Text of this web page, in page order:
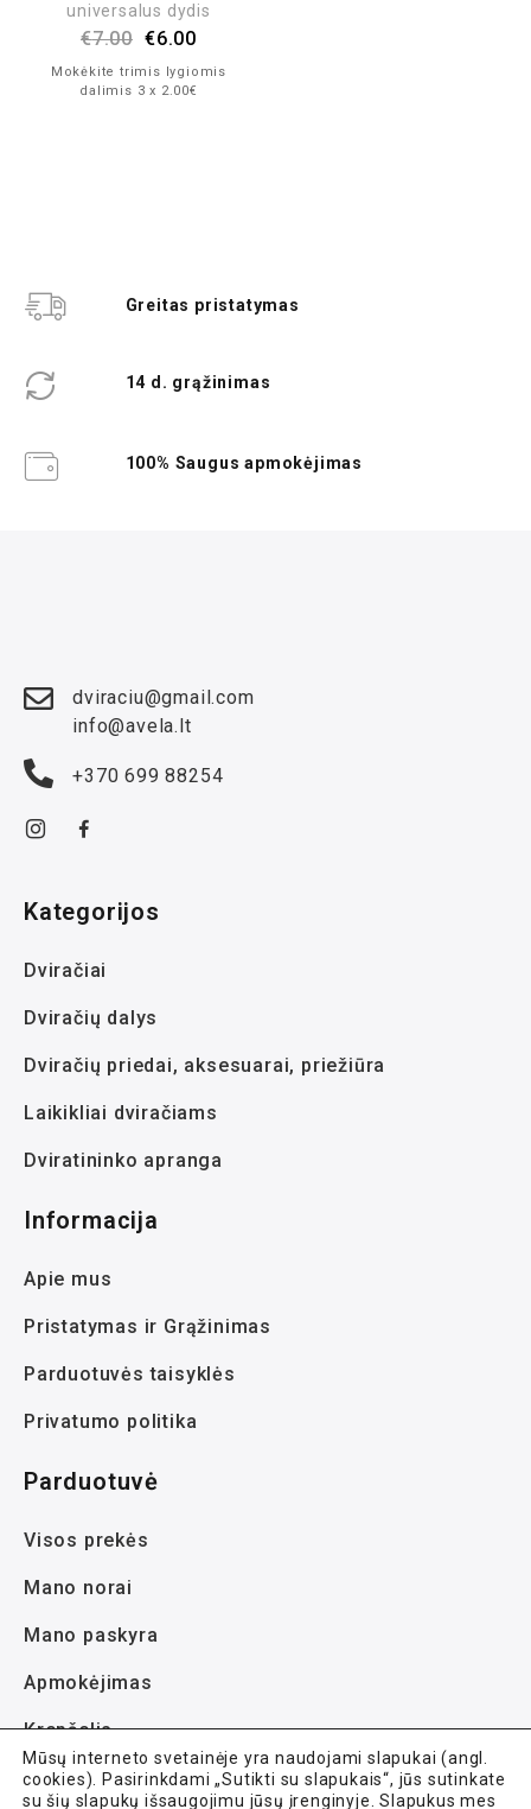
universalus dydis
€7.00 €6.00
Mokėkite trimis lygiomis
dalimis 3 x 2.00€
Greitas pristatymas
14 d. grąžinimas
100% Saugus apmokėjimas
dviraciu@gmail.com
info@avela.lt
+370 699 88254
Kategorijos
Dviračiai
Dviračių dalys
Dviračių priedai, aksesuarai, priežiūra
Laikikliai dviračiams
Dviratininko apranga
Informacija
Apie mus
Pristatymas ir Grąžinimas
Parduotuvės taisyklės
Privatumo politika
Parduotuvė
Visos prekės
Mano norai
Mano paskyra
Apmokėjimas
Krepšelis
Mūsų interneto svetainėje yra naudojami slapukai (angl.
cookies). Pasirinkdami „Sutikti su slapukais“, jūs sutinkate
su šių slapukų išsaugojimu jūsų įrenginyje. Slapukus mes